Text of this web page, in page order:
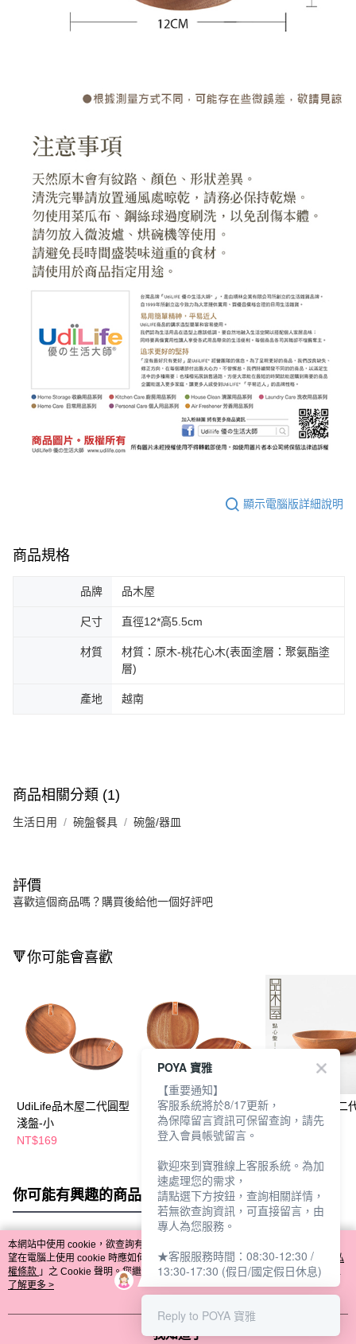
顯示電腦版詳細說明
商品規格
品牌 品木屋
尺寸 直徑12*高5.5cm
材質
材質：原木-桃花心木(表面塗層：聚氨酯塗
層)
產地 越南
商品相關分類 (1)
生活日用 碗盤餐具 碗盤/器皿
評價
喜歡這個商品嗎？購買後給他一個好評吧
🔻你可能會喜歡
UdiLife品木屋二代圓型
淺盤-小
NT$169
UdiLife品木屋二代圓型
點心盤-中
NT$129
UdiLife品木屋二
點心盤-小
你可能有興趣的商品 全站排行
熱門標籤
本網站中使用 cookie，欲查詢有關本網站使用 cookie 方式之詳情，及若您不希
望在電腦上使用 cookie 時應如何變更電腦的 cookie 設定，請參閱本網站「
隱私
權條款 」之 Cookie 聲明。您繼續使用本網站即表示您同意本公司得按本網站使
用條款之 Cookie 聲明使用 cookie。
了解更多 >
我知道了
POYA 寶雅
【重要通知】
客服系統將於8/17更新，
為保障留言資訊可保留查詢，請先
登入會員帳號留言。
歡迎來到寶雅線上客服系統。為加
速處理您的需求，
請點選下方按鈕，查詢相關詳情，
若無欲查詢資訊，可直接留言，由
專人為您服務。
★客服服務時間：08:30-12:30 /
13:30-17:30 (假日/國定假日休息)
Reply to POYA 寶雅